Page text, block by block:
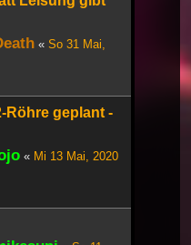
« So 31 Mai,
Röhre geplant -
« Mi 13 Mai, 2020